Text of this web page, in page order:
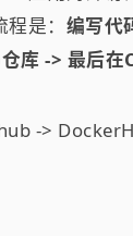
是： 编写代
库 -> 最后
->